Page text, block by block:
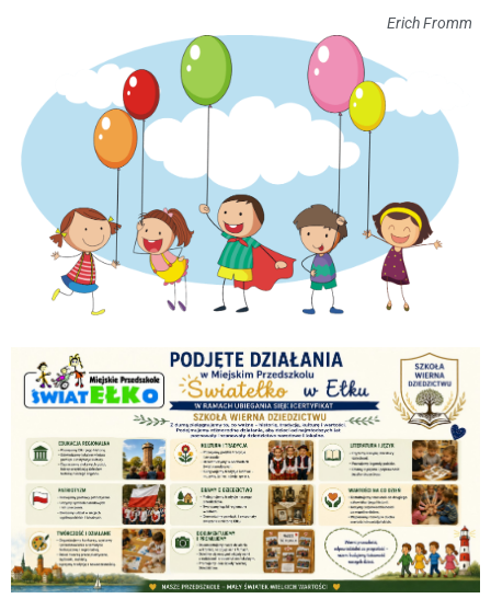
Erich Fromm